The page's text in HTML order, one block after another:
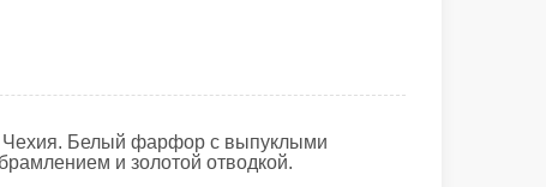
Белый фарфор с выпуклыми
и золотой отводкой.